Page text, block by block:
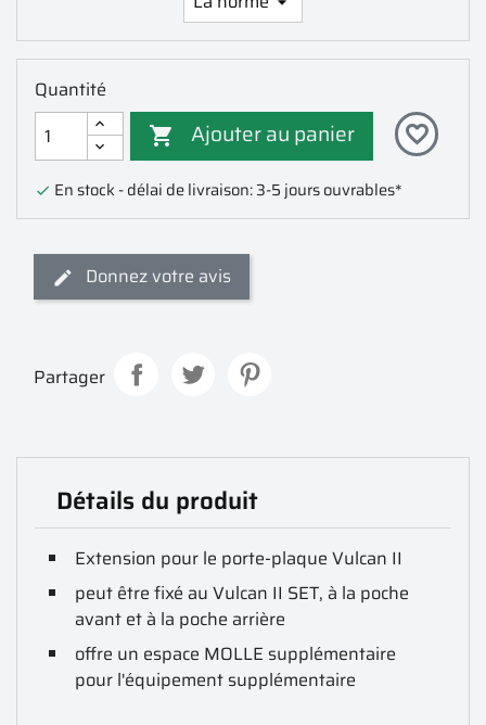
Quantité
 Ajouter au panier favorite_border
 En stock - délai de livraison: 3-5 jours ouvrables*
Donnez votre avis
Partager
Détails du produit
Extension pour le porte-plaque Vulcan II
peut être fixé au Vulcan II SET, à la poche
avant et à la poche arrière
offre un espace MOLLE supplémentaire
pour l'équipement supplémentaire